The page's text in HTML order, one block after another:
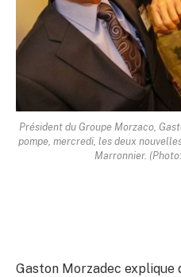
Président du Groupe Morzaco,
pompe, mercredi, les deux
Marronnier.
Gaston Morzadec